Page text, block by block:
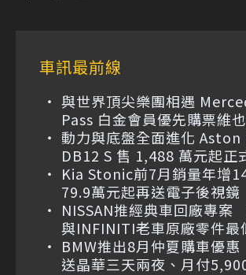
車訊最前線
與世界頂尖樂團相遇
Pass 白金會員優先購票維
動力與底盤全面進化
DB12 S 售 1,488 萬元起正
Kia Stonic前7月銷量年增
79.9萬元起再送電子後視鏡
NISSAN推經典車回廠專案
與INFINITI老車原廠零件最
BMW推出8月仲夏購車優
送晶華三天兩夜、月付